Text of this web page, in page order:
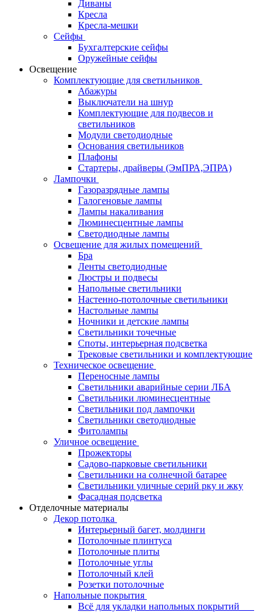
Диваны
Кресла
Кресла-мешки
Сейфы
Бухгалтерские сейфы
Оружейные сейфы
Освещение
Комплектующие для светильников
Абажуры
Выключатели на шнур
Комплектующие для подвесов и
светильников
Модули светодиодные
Основания светильников
Плафоны
Стартеры, драйверы (ЭмПРА,ЭПРА)
Лампочки
Газоразрядные лампы
Галогеновые лампы
Лампы накаливания
Люминесцентные лампы
Светодиодные лампы
Освещение для жилых помещений
Бра
Ленты светодиодные
Люстры и подвесы
Напольные светильники
Настенно-потолочные светильники
Настольные лампы
Ночники и детские лампы
Светильники точечные
Споты, интерьерная подсветка
Трековые светильники и комплектующие
Техническое освещение
Переносные лампы
Светильники аварийные серии ЛБА
Светильники люминесцентные
Светильники под лампочки
Светильники светодиодные
Фитолампы
Уличное освещение
Прожекторы
Садово-парковые светильники
Светильники на солнечной батарее
Светильники уличные серий рку и жку
Фасадная подсветка
Отделочные материалы
Декор потолка
Интерьерный багет, молдинги
Потолочные плинтуса
Потолочные плиты
Потолочные углы
Потолочный клей
Розетки потолочные
Напольные покрытия
Всё для укладки напольных покрытий